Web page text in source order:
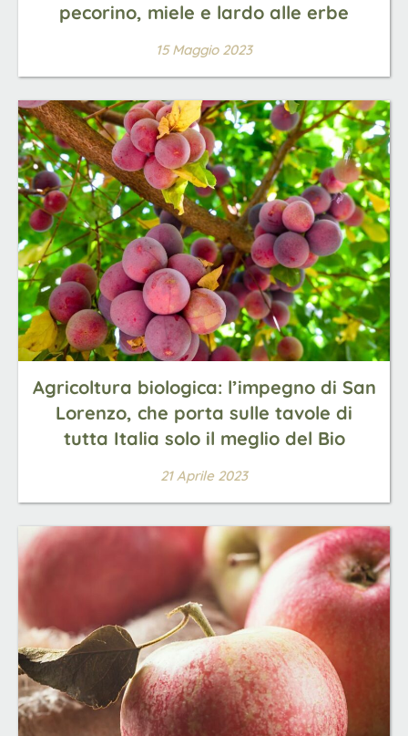
pecorino, miele e lardo alle erbe
15 Maggio 2023
Agricoltura biologica: l’impegno di San
Lorenzo, che porta sulle tavole di
tutta Italia solo il meglio del Bio
21 Aprile 2023